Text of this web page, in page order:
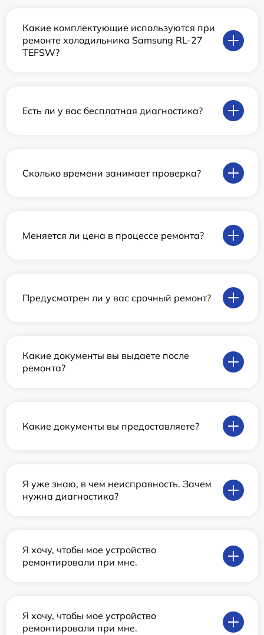
Какие комплектующие используются при
ремонте холодильника Samsung RL-27
TEFSW?
Есть ли у вас бесплатная диагностика?
Сколько времени занимает проверка?
Меняется ли цена в процессе ремонта?
Предусмотрен ли у вас срочный ремонт?
Какие документы вы выдаете после
ремонта?
Какие документы вы предоставляете?
Я уже знаю, в чем неисправность. Зачем
нужна диагностика?
Я хочу, чтобы мое устройство
ремонтировали при мне.
Я хочу, чтобы мое устройство
ремонтировали при мне.